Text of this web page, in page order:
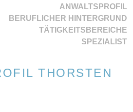
ANWALTSPROFIL
BERUFLICHER HINTERGRUND
TÄTIGKEITSBEREICHE
SPEZIALIST
THORSTEN